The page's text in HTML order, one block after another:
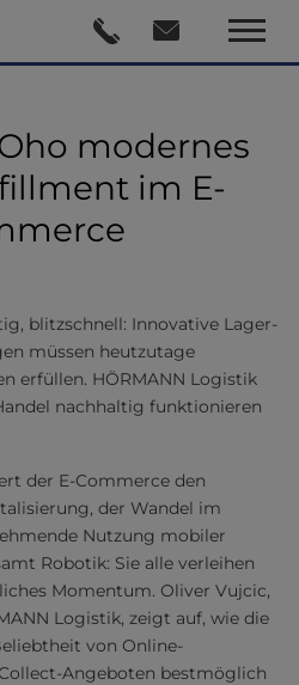
modernes
im E-
blitzschnell: Innovative Lager-
müssen heutzutage
erfüllen. HÖRMANN Logistik
nachhaltig funktionieren
der E-Commerce den
der Wandel im
Nutzung mobiler
Robotik: Sie alle verleihen
Momentum. Oliver Vujcic,
Logistik, zeigt auf, wie die
von Online-
Angeboten bestmöglich